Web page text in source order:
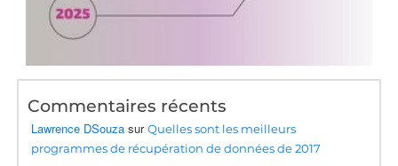
Commentaires récents
Lawrence DSouza surQuelles sont les meilleurs
programmes de récupération de données de 2017